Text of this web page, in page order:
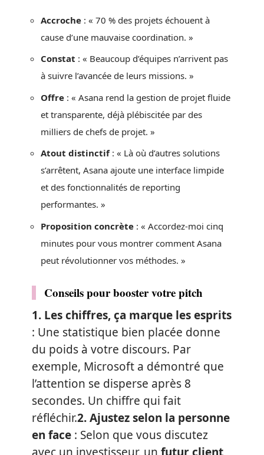
Accroche : « 70 % des projets échouent à
cause d’une mauvaise coordination. »
Constat : « Beaucoup d’équipes n’arrivent pas
à suivre l’avancée de leurs missions. »
Offre : « Asana rend la gestion de projet fluide
et transparente, déjà plébiscitée par des
milliers de chefs de projet. »
Atout distinctif: « Là où d’autres solutions
s’arrêtent, Asana ajoute une interface limpide
et des fonctionnalités de reporting
performantes. »
Proposition concrète : « Accordez-moi cinq
minutes pour vous montrer comment Asana
peut révolutionner vos méthodes. »
Conseils pour booster votre pitch
1. Les chiffres, ça marque les esprits
: Une statistique bien placée donne
du poids à votre discours. Par
exemple, Microsoft a démontré que
l’attention se disperse après 8
secondes. Un chiffre qui fait
réfléchir.2. Ajustez selon la personne
en face : Selon que vous discutez
avec un investisseur, un futur client